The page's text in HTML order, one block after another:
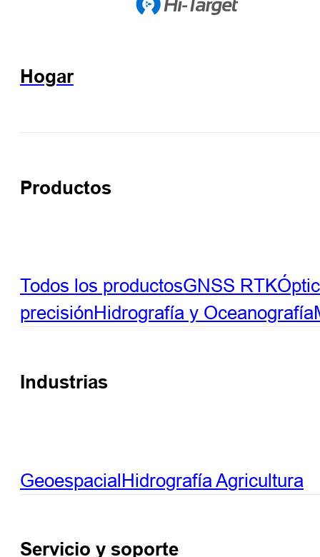
Hogar
Productos
Todos los productosGNSS RTK
precisiónHidrografía y Oceanografía
Industrias
GeoespacialHidrografíaAgricultura
Servicio y soporte